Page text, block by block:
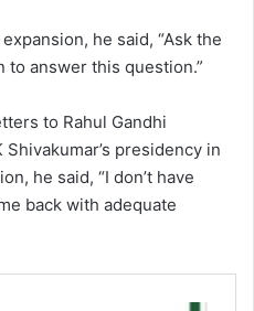
he said, “Ask the
to answer this question.”
to Rahul Gandhi
presidency in
he said, “I don’t have
back with adequate